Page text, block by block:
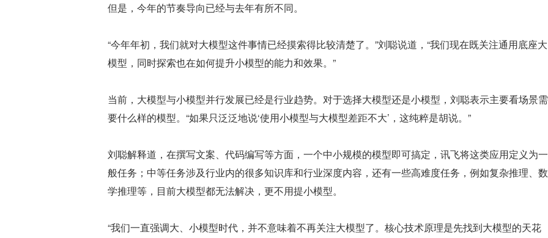
但是，今年的节奏导向已经与去年有所不同。
“今年年初，我们就对大模型这件事情已经摸索得比较清楚了。”刘聪说道，“我们现在既关注通用底座大
模型，同时探索也在如何提升小模型的能力和效果。”
当前，大模型与小模型并行发展已经是行业趋势。对于选择大模型还是小模型，刘聪表示主要看场景需
要什么样的模型。“如果只泛泛地说‘使用小模型与大模型差距不大’，这纯粹是胡说。”
刘聪解释道，在撰写文案、代码编写等方面，一个中小规模的模型即可搞定，讯飞将这类应用定义为一
般任务；中等任务涉及行业内的很多知识库和行业深度内容，还有一些高难度任务，例如复杂推理、数
学推理等，目前大模型都无法解决，更不用提小模型。
“我们一直强调大、小模型时代，并不意味着不再关注大模型了。核心技术原理是先找到大模型的天花